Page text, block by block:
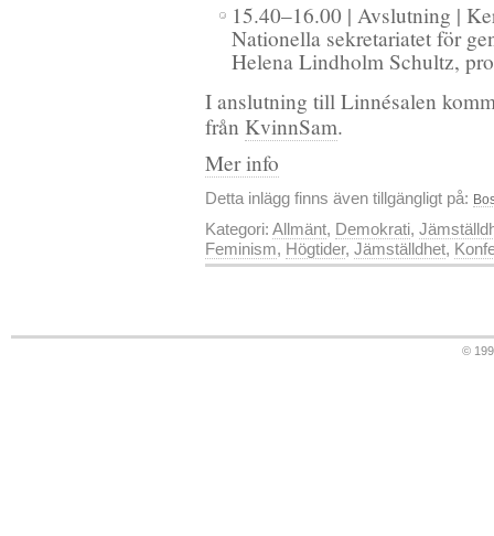
15.40–16.00 | Avslutning |
Nationella sekretariatet för
Helena Lindholm Schultz,
I anslutning till Linnésalen
från KvinnSam.
Mer info
Detta inlägg finns även tillgängligt på:
Kategori: Allmänt, Demokrati,
Feminism, Högtider, Jämställdhet,
©